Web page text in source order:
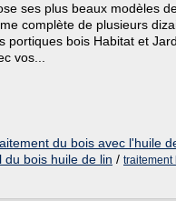
ses plus beaux modèles
complète de plusieurs
portiques bois Habitat et
vos...
du bois avec l'huile
bois huile de lin / traitement